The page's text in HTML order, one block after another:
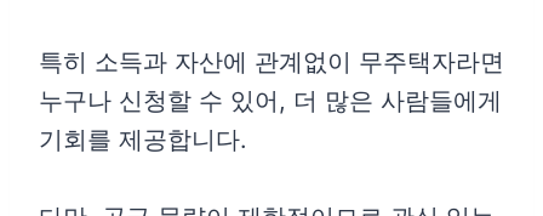
특히 소득과 자산에 관계없이 무주택자라면
누구나 신청할 수 있어, 더 많은 사람들에게
기회를 제공합니다.